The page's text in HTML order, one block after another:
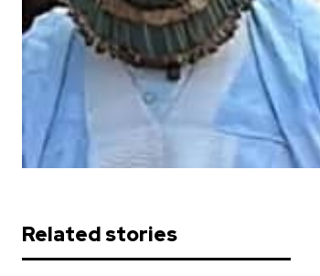
Related stories